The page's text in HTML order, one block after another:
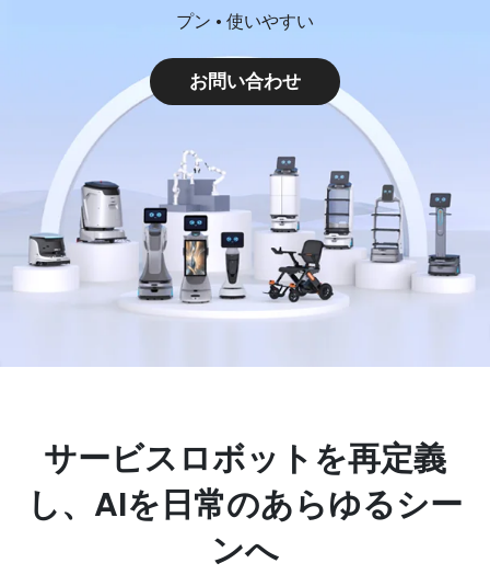
プン • 使いやすい
お問い合わせ
サービスロボットを再定義
し、AIを日常のあらゆるシー
ンへ